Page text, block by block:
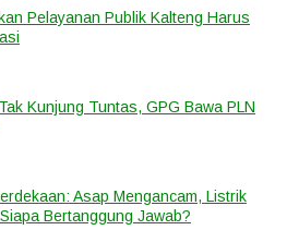
Pelayanan Publik Kalteng Harus
Kunjung Tuntas, GPG Bawa PLN
Asap Mengancam, Listrik
Bertanggung Jawab?